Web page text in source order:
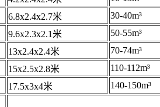
6.8x2.4x2.7米
30-40m³
9.6x2.3x2.1米
50-55m³
13x2.4x2.4米
70-74m³
15x2.5x2.8米
110-112m³
17.5x3x4米 140-150m³